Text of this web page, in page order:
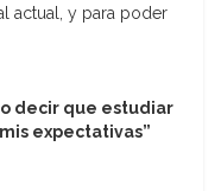
actual, y para poder
decir que estudiar
expectativas”